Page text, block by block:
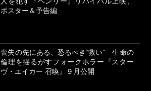
ポスター＆予告編
喪失の先にある、恐るべき“救い” 生命の
倫理を揺るがすフォークホラー『スター
ヴ・エイカー 召喚』９月公開